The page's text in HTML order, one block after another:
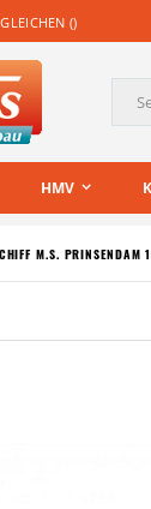
()
HMV
M.S. PRINSENDAM